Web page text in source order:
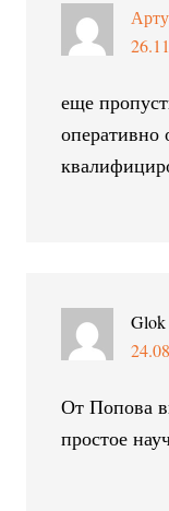
еще
оперативно
Glok
От Попова
простое